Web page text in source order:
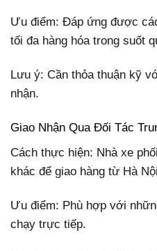
Ưu điểm: Đáp ứng được
tối đa hàng hóa trong suốt
Lưu ý: Cần thỏa thuận kỹ
nhận.
Giao Nhận Qua Đối Tác
Cách thực hiện: Nhà xe
khác để giao hàng từ Hà
Ưu điểm: Phù hợp với
chạy trực tiếp.